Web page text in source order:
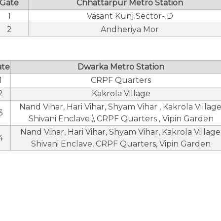
Gate
Chhattarpur Metro Station
1
Vasant Kunj Sector- D
2
Andheriya Mor
Dwarka Metro Station
CRPF Quarters
Kakrola Village
Nand Vihar, Hari Vihar, Shyam Vihar , Kakrola
Shivani Enclave ,\ CRPF Quarters , Vipin Garden
Nand Vihar, Hari Vihar, Shyam Vihar, Kakrola
Shivani Enclave, CRPF Quarters, Vipin Garden